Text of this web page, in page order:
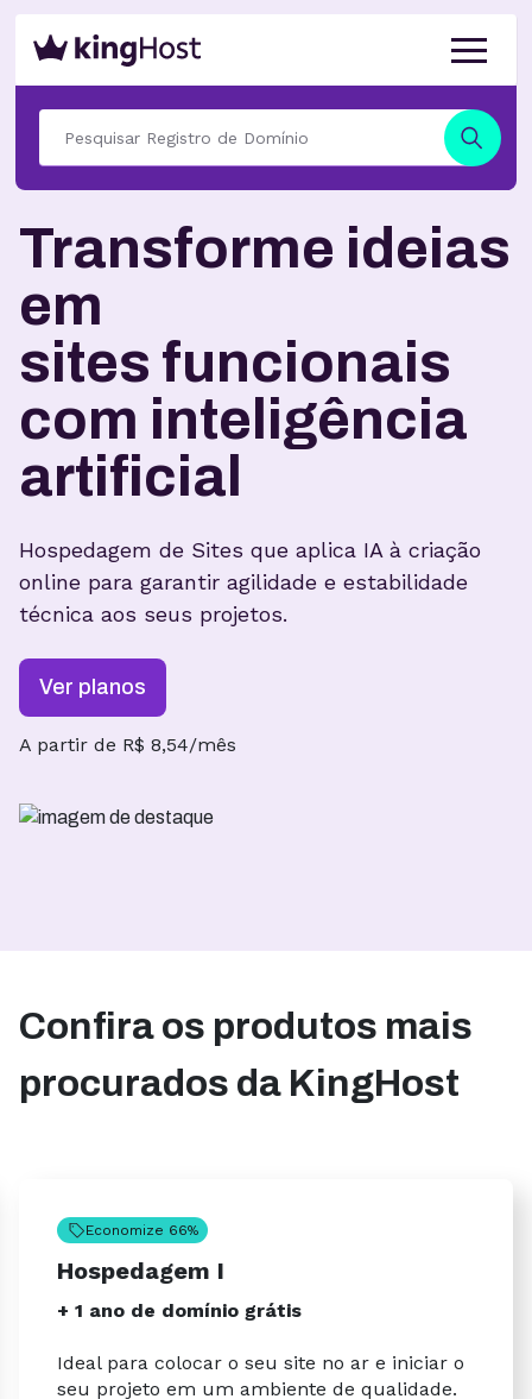
Transforme ideias
em
sites funcionais
com inteligência
artificial
Hospedagem de Sites que aplica IA à criação
online para garantir agilidade e estabilidade
técnica aos seus projetos.
Ver planos
A partir de R$ 8,54/mês
Confira os produtos mais
procurados da KingHost
Economize 66%
Hospedagem I
+ 1 ano de domínio grátis
Ideal para colocar o seu site no ar e iniciar o
seu projeto em um ambiente de qualidade.